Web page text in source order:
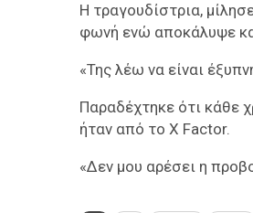
Η τραγουδίστρια,
φωνή ενώ αποκάλυψε
«Της λέω να είναι
Παραδέχτηκε ότι κάθε
ήταν από το X Factor.
«Δεν μου αρέσει η